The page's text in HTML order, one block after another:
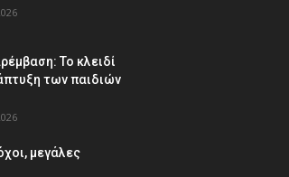
Το κλειδί
των παιδιών
μεγάλες